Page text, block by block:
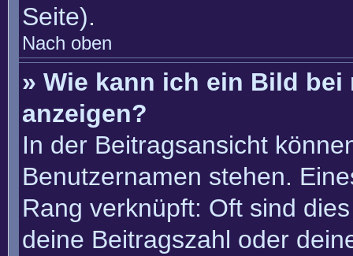
Seite).
Nach oben
» Wie kann ich ein Bild bei
anzeigen?
In der Beitragsansicht
Benutzernamen stehen.
Rang verknüpft: Oft sind
deine Beitragszahl oder